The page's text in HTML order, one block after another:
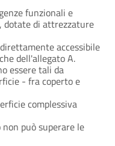
funzionali e
dotate di attrezzature
accessibile
dell'allegato A.
essere tali da
- fra coperto e
complessiva
può superare le